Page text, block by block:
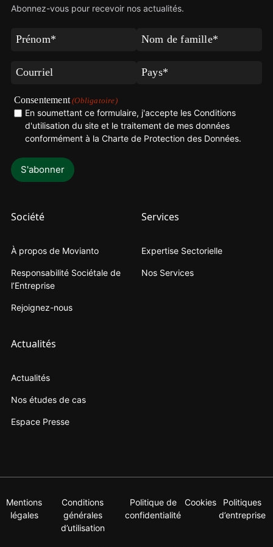
Abonnez-vous pour recevoir nos actualités.
Prénom
Nom
(Obligatoire)
Courriel Pays
Consentement (Obligatoire)
En soumettant ce formulaire, j'accepte les Conditions
d'utilisation du site et le traitement de mes données
conformément à la Charte de Protection des Données.
Société
À propos de Movianto
Responsabilité Sociétale de
l’Entreprise
Rejoignez-nous
Services
Expertise Sectorielle
Nos Services
Actualités
Actualités
Nos études de cas
Espace Presse
Mentions
légales
Conditions
générales
d’utilisation
Politique de
confidentialité
Cookies
Politiques
d’entreprise